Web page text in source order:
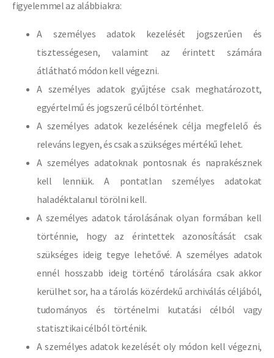
figyelemmel az alábbiakra:
A személyes adatok kezelését jogszerűen és
tisztességesen, valamint az érintett számára
átlátható módon kell végezni.
A személyes adatok gyűjtése csak meghatározott,
egyértelmű és jogszerű célból történhet.
A személyes adatok kezelésének célja megfelelő és
releváns legyen, és csak a szükséges mértékű lehet.
A személyes adatoknak pontosnak és naprakésznek
kell lenniük. A pontatlan személyes adatokat
haladéktalanul törölni kell.
A személyes adatok tárolásának olyan formában kell
történnie, hogy az érintettek azonosítását csak
szükséges ideig tegye lehetővé. A személyes adatok
ennél hosszabb ideig történő tárolására csak akkor
kerülhet sor, ha a tárolás közérdekű archiválás céljából,
tudományos és történelmi kutatási célból vagy
statisztikai célból történik.
A személyes adatok kezelését oly módon kell végezni,